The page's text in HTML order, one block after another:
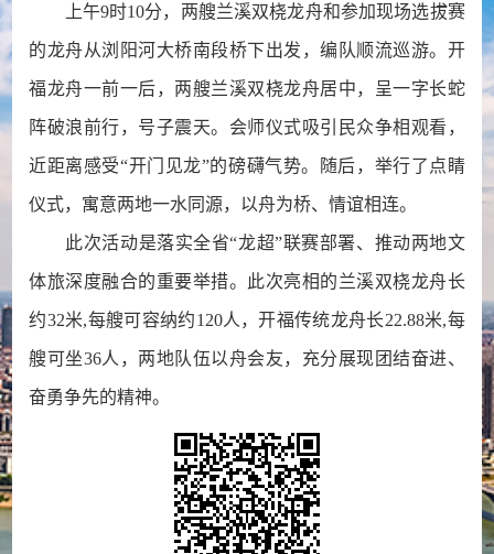
上午9时10分，两艘兰溪双桡龙舟和参加现场选拔赛
的龙舟从浏阳河大桥南段桥下出发，编队顺流巡游。开
福龙舟一前一后，两艘兰溪双桡龙舟居中，呈一字长蛇
阵破浪前行，号子震天。会师仪式吸引民众争相观看，
近距离感受“开门见龙”的磅礴气势。随后，举行了点睛
仪式，寓意两地一水同源，以舟为桥、情谊相连。
此次活动是落实全省“龙超”联赛部署、推动两地文
体旅深度融合的重要举措。此次亮相的兰溪双桡龙舟长
约32米,每艘可容纳约120人，开福传统龙舟长22.88米,每
艘可坐36人，两地队伍以舟会友，充分展现团结奋进、
奋勇争先的精神。